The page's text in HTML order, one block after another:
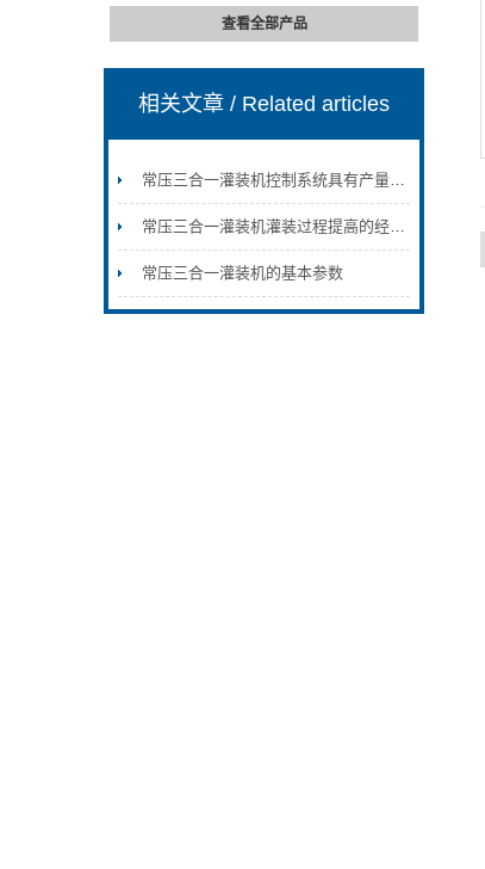
查看全部产品
相关文章/ Related articles
常压三合一灌装机控制系统具有产量计数控制功能
常压三合一灌装机灌装过程提高的经济效益
常压三合一灌装机的基本参数